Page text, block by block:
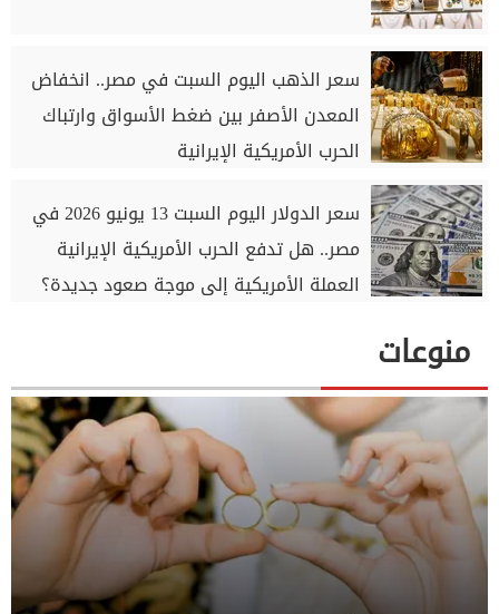
سعر الذهب اليوم السبت في مصر.. انخفاض
المعدن الأصفر بين ضغط الأسواق وارتباك
الحرب الأمريكية الإيرانية
سعر الدولار اليوم السبت 13 يونيو 2026 في
مصر.. هل تدفع الحرب الأمريكية الإيرانية
العملة الأمريكية إلى موجة صعود جديدة؟
منوعات